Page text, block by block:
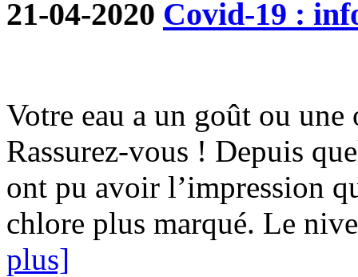
21-04-2020 Covid-19 :
Votre eau a un goût ou
Rassurez-vous ! Depuis
ont pu avoir l’impression
chlore plus marqué. Le
plus]